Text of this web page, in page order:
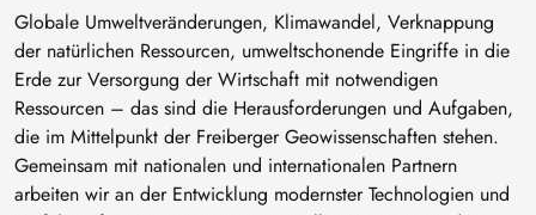
Globale Umweltveränderungen, Klimawandel, Verknappung
der natürlichen Ressourcen, umweltschonende Eingriffe in die
Erde zur Versorgung der Wirtschaft mit notwendigen
Ressourcen – das sind die Herausforderungen und Aufgaben,
die im Mittelpunkt der Freiberger Geowissenschaften stehen.
Gemeinsam mit nationalen und internationalen Partnern
arbeiten wir an der Entwicklung modernster Technologien und